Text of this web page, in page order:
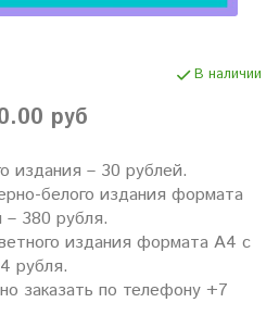
В наличии
руб
издания – 30 рублей.
белого издания формата
380 рубля.
издания формата А4 с
рубля.
заказать по телефону +7